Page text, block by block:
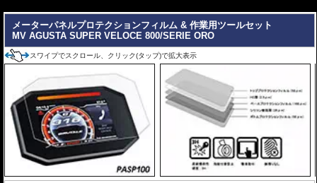
取付キット付属 :取り付けに便利なクリー
ニングクロス、細かい埃も除去する粘着シート、気泡の混入を防ぎ、きれいに
仕上げるスキージがセットになっています。
またこのフィルムは 多少の気泡なら数時間から２日ほどで自然に気泡が消える
優れもの。満足のいく取付が容易になりました。
シリコーン系粘着材を採用し、メーターを痛めることがありません。フィルム
を剥がせば、元通りの状態になります。
メーターパネルプロテクションフィルム & 作業用ツールセット
MV AGUSTA SUPER VELOCE 800/SERIE ORO
スワイプでスクロール、クリック(タップ)で拡大表示